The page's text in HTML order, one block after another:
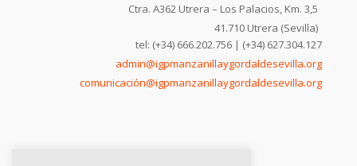
Ctra. A362 Utrera – Los Palacios, Km. 3,5
41.710 Utrera (Sevilla)
tel: (+34) 666.202.756 | (+34) 627.304.127
admin@igpmanzanillaygordaldesevilla.org
comunicación@igpmanzanillaygordaldesevilla.org